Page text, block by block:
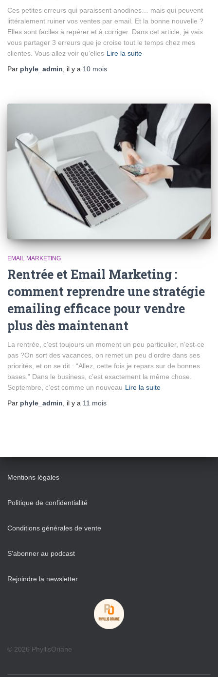
Ces petites erreurs qui paraissent anodines… mais qui peuvent
littéralement ruiner vos ventes par email. Et la bonne nouvelle ?
Elles sont faciles à repérer et à corriger. Dans cet article, je vais
vous partager 3 erreurs que je croise tout le temps chez mes
clientes. Vous allez voir qu’elles Lire la suite
Par phyle_admin , il y a 10 mois
EMAIL MARKETING
Rentrée et Email Marketing :
comment reprendre une stratégie
emailing efficace pour vendre
plus dès maintenant
La rentrée, c’est toujours un moment un peu particulier, n’est-ce
pas ?On sort des vacances, on remet un peu d’ordre dans ses
priorités, et on se dit : “Allez, cette fois je repars sur de bonnes
bases.” Dans le business, c’est exactement la même chose.
Septembre, c’est comme un nouveau Lire la suite
Par phyle_admin, il y a 11 mois
Mentions légales
Politique de confidentialité
Conditions générales de vente
S'abonner au podcast
Rejoindre la newsletter
© 2026 PhyllisOriane